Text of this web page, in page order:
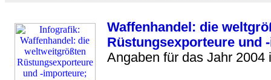
Waffenhandel: die
Rüstungsexporteure und
Angaben für das Jahr